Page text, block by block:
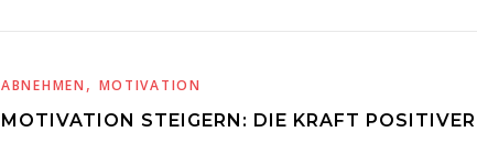
ABNEHMEN , MOTIVATION
MOTIVATION STEIGERN: DIE KRAFT POSITIVER